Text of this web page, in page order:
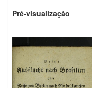
Pré-visualização